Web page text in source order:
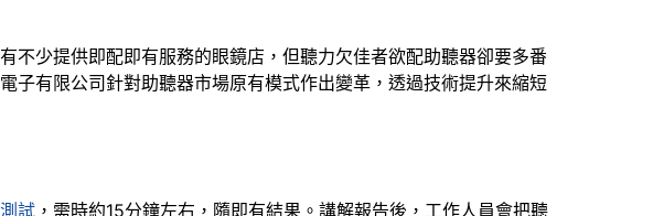
不少提供即配即有服務的眼鏡店，但聽力欠佳者欲配助聽器卻要多番
子有限公司針對助聽器市場原有模式作出變革，透過技術提升來縮短
試 ，需時約15分鐘左右，隨即有結果。講解報告後，工作人員會把聽